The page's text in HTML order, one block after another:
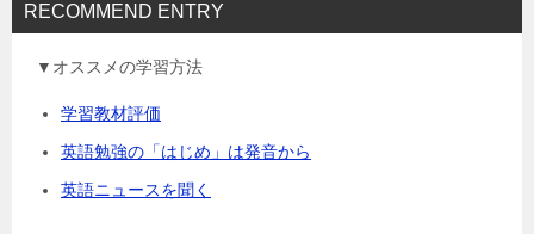
RECOMMEND ENTRY
▼オススメの学習方法
学習教材評価
英語勉強の「はじめ」は発音から
英語ニュースを聞く